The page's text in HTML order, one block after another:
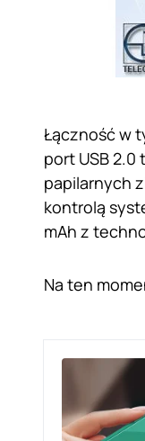
Łączność w
port USB
papilarnych
kontrolą
mAh z
Na ten